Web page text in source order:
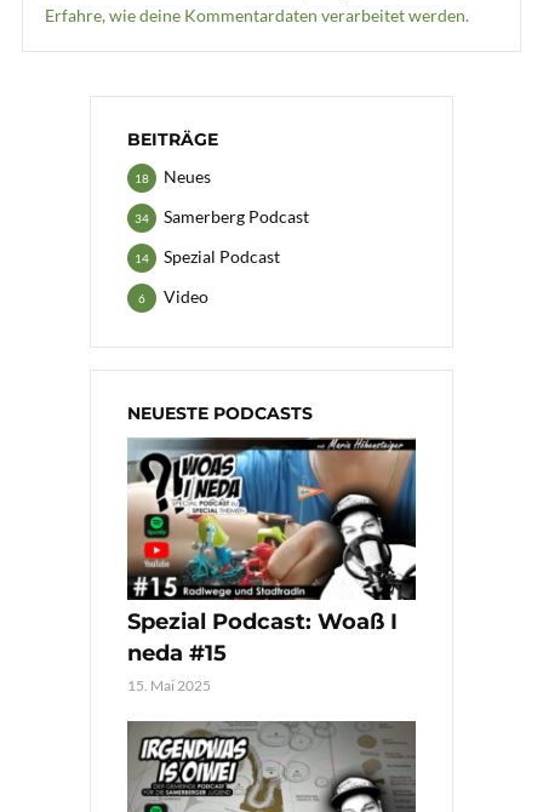
Erfahre, wie deine Kommentardaten verarbeitet werden.
BEITRÄGE
Neues
18
Samerberg Podcast
34
Spezial Podcast
14
Video
6
NEUESTE PODCASTS
Spezial Podcast: Woaß I
neda #15
15. Mai 2025